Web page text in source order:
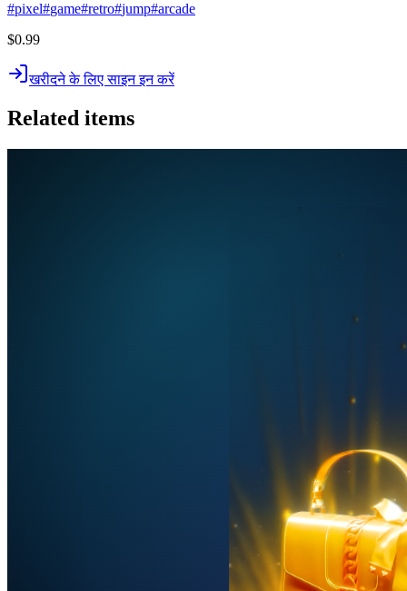
#pixel#game#retro#jump#arcade
$0.99
खरीदने के लिए साइन इन करें
Related items